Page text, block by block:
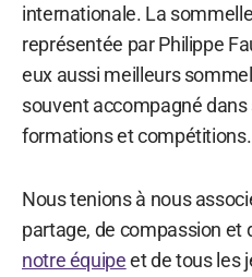
internationale. La
représentée par Philippe
eux aussi meilleurs
souvent accompagné
formations et compétitions.
Nous tenions à nous
partage, de compassion et
notre équipeet de tous les